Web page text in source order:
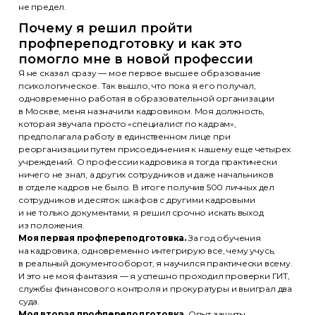
не предел.
Почему я решил пройти
профпереподготовку и как это
помогло мне в новой профессии
Я не сказал сразу — мое первое высшее образование
психологическое. Так вышло, что пока я его получал,
одновременно работая в образовательной организации
в Москве, меня назначили кадровиком. Моя должность,
которая звучала просто «специалист по кадрам»,
предполагала работу в единственном лице при
реорганизации путем присоединения к нашему еще четырех
учреждений. О профессии кадровика я тогда практически
ничего не знал, а других сотрудников и даже начальников
в отделе кадров не было. В итоге получив 500 личных дел
сотрудников и десяток шкафов с другими кадровыми
и не только документами, я решил срочно искать выход
из положения.
Моя первая профпереподготовка.За год обучения
на кадровика, одновременно интегрирую все, чему учусь,
в реальный документооборот, я научился практически всему.
И это не моя фантазия — я успешно проходил проверки ГИТ,
службы финансового контроля и прокуратуры и выиграл два
суда.